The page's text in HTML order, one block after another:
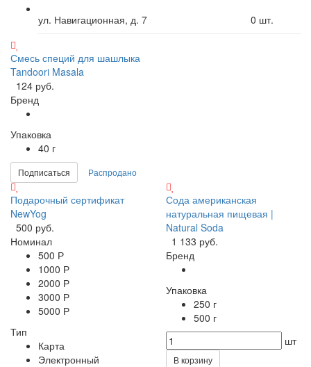
ул. Навигационная, д. 7 0 шт.
Смесь специй для шашлыка
Tandoori Masala
124 руб.
Бренд
Упаковка
40 г
Подписаться Распродано
Подарочный сертификат
NewYog
500 руб.
Номинал
500 Р
1000 Р
2000 Р
3000 Р
5000 Р
Тип
Карта
Электронный
Сода американская
натуральная пищевая |
Natural Soda
1 133 руб.
Бренд
Упаковка
250 г
500 г
шт
В корзину